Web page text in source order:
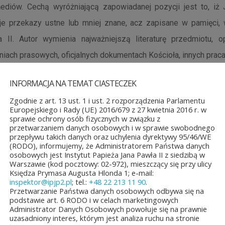
Cechą wyróżniającą zapowiadanej pozycji jest to, iż
przekazy ustne lub mniej znane, acz zapisane w pamięci,
II. Autor wymienia najważniejszą literaturę przedmiotu,
prasowych, oficjalnych dokumentach Kościoła, innych
wymienia powody do chwały człowieka, ale
strony
, określając sprawy bolesne. Interesujące,
Apostolskiej rozwój cywilizacyjny nie był postrzegany
papież zdawał sobie jednak sprawę z poważnych
obserwacjami, i to wielokrotnie w formie
„cywilizacji technicznej” są lub najpewniej będą przeciwne
że będą przeczyły często jego prawom: godności,
publikacja jest ważnym głosem za
oraz jego kulturze z końca XX w., jak i w początkach XXI stulecia.
INFORMACJA NA TEMAT CIASTECZEK
Zgodnie z art. 13 ust. 1 i ust. 2 rozporządzenia Parlamentu
Europejskiego i Rady (UE) 2016/679 z 27 kwietnia 2016 r. w
sprawie ochrony osób fizycznych w związku z
przetwarzaniem danych osobowych i w sprawie swobodnego
przepływu takich danych oraz uchylenia dyrektywy 95/46/WE
(RODO), informujemy, że Administratorem Państwa danych
osobowych jest Instytut Papieża Jana Pawła II z siedzibą w
Warszawie (kod pocztowy: 02-972), mieszczący się przy ulicy
Księdza Prymasa Augusta Hlonda 1; e-mail:
inspektor@ipjp2.pl; tel.: +48 22 213 11 90.
Przetwarzanie Państwa danych osobowych odbywa się na
podstawie art. 6 RODO i w celach marketingowych
Administrator Danych Osobowych powołuje się na prawnie
uzasadniony interes, którym jest analiza ruchu na stronie